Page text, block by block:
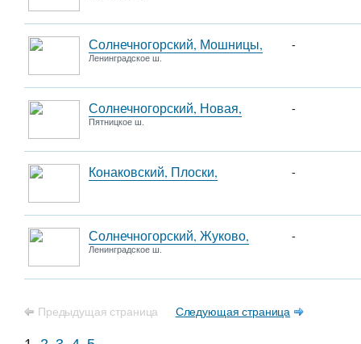
Солнечногорский, Мошницы,
Ленинградское ш.
-
Солнечногорский, Новая,
Пятницкое ш.
-
Конаковский, Плоски, -
Солнечногорский, Жуково,
Ленинградское ш.
-
Предыдущая страница Следующая страница